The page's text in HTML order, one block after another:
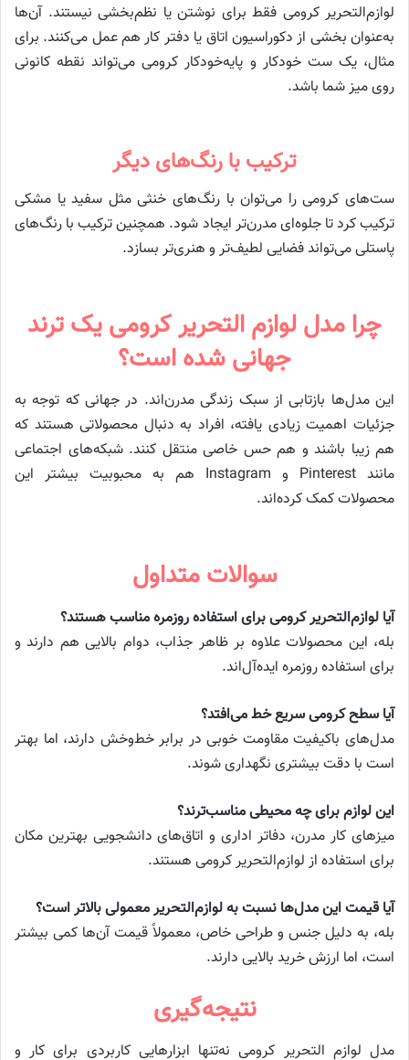
لوازم‌التحریر کرومی فقط برای نوشتن یا نظم‌بخشی نیستند. آن‌ها
به‌عنوان بخشی از دکوراسیون اتاق یا دفتر کار هم عمل می‌کنند. برای
مثال، یک ست خودکار و پایه‌خودکار کرومی می‌تواند نقطه کانونی
روی میز شما باشد.
ترکیب با رنگ‌های دیگر
ست‌های کرومی را می‌توان با رنگ‌های خنثی مثل سفید یا مشکی
ترکیب کرد تا جلوه‌ای مدرن‌تر ایجاد شود. همچنین ترکیب با رنگ‌های
پاستلی می‌تواند فضایی لطیف‌تر و هنری‌تر بسازد.
چرا مدل لوازم التحریر کرومی یک ترند
جهانی شده است؟
این مدل‌ها بازتابی از سبک زندگی مدرن‌اند. در جهانی که توجه به
جزئیات اهمیت زیادی یافته، افراد به دنبال محصولاتی هستند که
هم زیبا باشند و هم حس خاصی منتقل کنند. شبکه‌های اجتماعی
مانند Pinterest و Instagram هم به محبوبیت بیشتر این
محصولات کمک کرده‌اند.
سوالات متداول
آیا لوازم‌التحریر کرومی برای استفاده روزمره مناسب هستند؟
بله، این محصولات علاوه بر ظاهر جذاب، دوام بالایی هم دارند و
برای استفاده روزمره ایده‌آل‌اند.
آیا سطح کرومی سریع خط می‌افتد؟
مدل‌های باکیفیت مقاومت خوبی در برابر خط‌وخش دارند، اما بهتر
است با دقت بیشتری نگهداری شوند.
این لوازم برای چه محیطی مناسب‌ترند؟
میزهای کار مدرن، دفاتر اداری و اتاق‌های دانشجویی بهترین مکان
برای استفاده از لوازم‌التحریر کرومی هستند.
آیا قیمت این مدل‌ها نسبت به لوازم‌التحریر معمولی بالاتر است؟
بله، به دلیل جنس و طراحی خاص، معمولاً قیمت آن‌ها کمی بیشتر
است، اما ارزش خرید بالایی دارند.
نتیجه‌گیری
مدل لوازم التحریر کرومی نه‌تنها ابزارهایی کاربردی برای کار و